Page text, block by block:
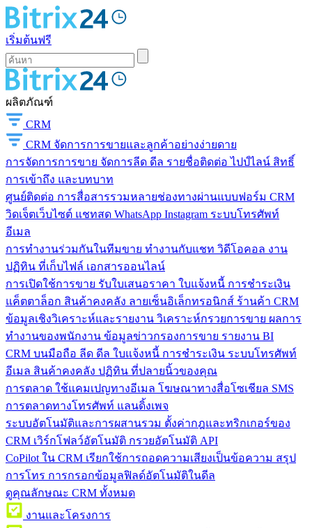
เริ่มต้นฟรี
ผลิตภัณฑ์
CRM
CRM จัดการการขายและลูกค้าอย่างง่ายดาย
การจัดการการขาย จัดการลีด ดีล รายชื่อติดต่อ ไปป์ไลน์ สิทธิ์
การเข้าถึง และบทบาท
ศูนย์ติดต่อ การสื่อสารรวมหลายช่องทางผ่านแบบฟอร์ม CRM
วิดเจ็ตเว็บไซต์ แชทสด WhatsApp Instagram ระบบโทรศัพท์
อีเมล
การทำงานร่วมกันในทีมขาย ทำงานกับแชท วิดีโอคอล งาน
ปฏิทิน ที่เก็บไฟล์ เอกสารออนไลน์
การเปิดใช้การขาย รับใบเสนอราคา ใบแจ้งหนี้ การชำระเงิน
แค็ตตาล็อก สินค้าคงคลัง ลายเซ็นอิเล็กทรอนิกส์ ร้านค้า CRM
ข้อมูลเชิงวิเคราะห์และรายงาน วิเคราะห์กรวยการขาย ผลการ
ทำงานของพนักงาน ข้อมูลข่าวกรองการขาย รายงาน BI
CRM บนมือถือ ลีด ดีล ใบแจ้งหนี้ การชำระเงิน ระบบโทรศัพท์
อีเมล สินค้าคงคลัง ปฏิทิน ที่ปลายนิ้วของคุณ
การตลาด ใช้แคมเปญทางอีเมล โฆษณาทางสื่อโซเชียล SMS
การตลาดทางโทรศัพท์ แลนดิ้งเพจ
ระบบอัตโนมัติและการผสานรวม ตั้งค่ากฎและทริกเกอร์ของ
CRM เวิร์กโฟลว์อัตโนมัติ กรวยอัตโนมัติ API
CoPilot ใน CRM เรียกใช้การถอดความเสียงเป็นข้อความ สรุป
การโทร การกรอกข้อมูลฟิลด์อัตโนมัติในดีล
ดูคุณลักษณะ CRM ทั้งหมด
งานและโครงการ